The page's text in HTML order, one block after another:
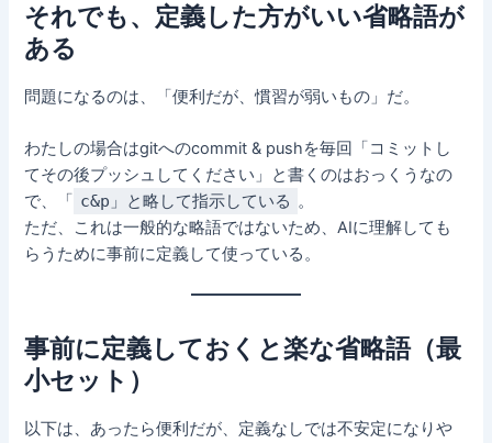
それでも、定義した方がいい省略語が
ある
問題になるのは、「便利だが、慣習が弱いもの」だ。
わたしの場合はgitへのcommit & pushを毎回「コミットし
てその後プッシュしてください」と書くのはおっくうなの
で、「
c&p」と略して指示している 。
ただ、これは一般的な略語ではないため、AIに理解しても
らうために事前に定義して使っている。
事前に定義しておくと楽な省略語（最
小セット）
以下は、あったら便利だが、定義なしでは不安定になりや